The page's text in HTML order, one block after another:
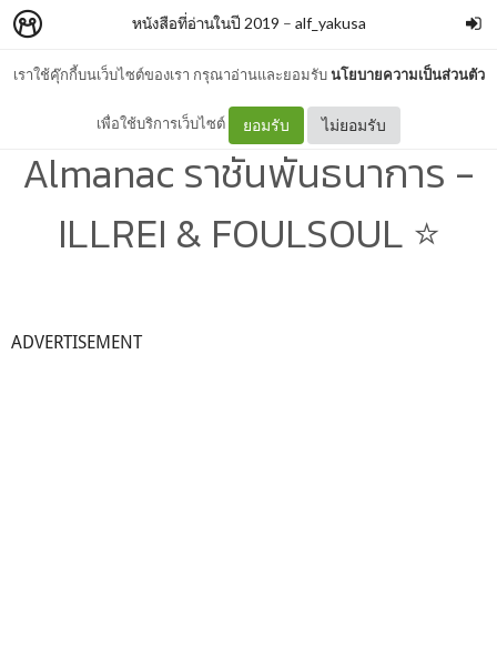
เราใช้คุ๊กกี้บนเว็บไซต์ของเรา กรุณาอ่านและยอมรับนโยบายความเป็นส่วนตัว
เพื่อใช้บริการเว็บไซต์ ยอมรับ ไม่ยอมรับ
หนังสือที่อ่านในปี 2019 – alf_yakusa
[2019 : 2-3] Eleven
Almanac ราชันพันธนาการ -
ILLREI & FOULSOUL ⭐️
ADVERTISEMENT